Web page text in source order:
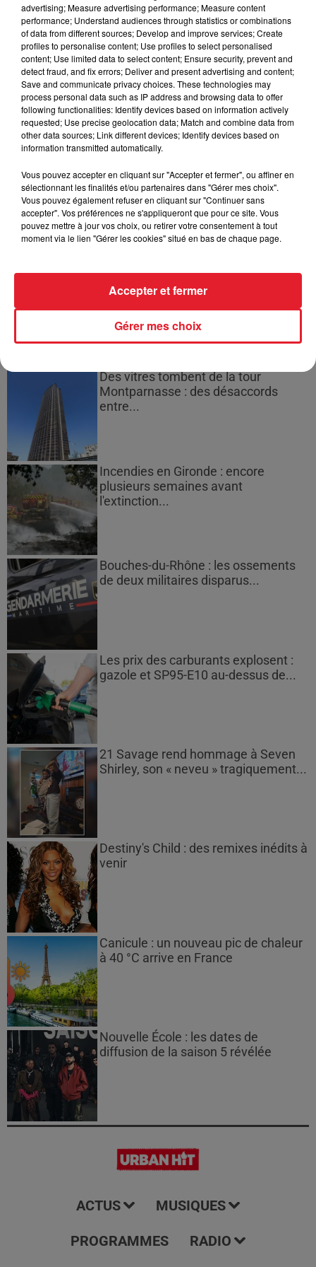
Muhammad, qui s’est ensuite reconverti en tant que tueurs à
gages, a longtemps été considéré comme un suspect
potentiel dans la mort de Christopher Wallas.
Des révélations qui nous éclairement un peu plus sur cette
affaire mais qui restent au stade d’hypothèses sans réelles
preuves.Autant vous dire que l’affaire de la mort de B.I.G (et
de 2Pac) est encore loin d’être complètement résolue…
LES DERNIÈRES NEWS
Jay-Z se bat contre la grand-mère
d'un homme prétendant être son fils
Cassie met fin à une ex-escorte
masculine dans sa bataille...
Des vitres tombent de la tour
Montparnasse : des désaccords
entre...
Incendies en Gironde : encore
plusieurs semaines avant
l'extinction...
Bouches-du-Rhône : les ossements
de deux militaires disparus...
Les prix des carburants explosent :
gazole et SP95-E10 au-dessus de...
21 Savage rend hommage à Seven
Shirley, son « neveu » tragiquement...
Destiny's Child : des remixes inédits à
venir
Canicule : un nouveau pic de chaleur
à 40 °C arrive en France
Nouvelle École : les dates de
diffusion de la saison 5 révélée
ACTUS MUSIQUES
PROGRAMMES RADIO
advertising; Measure advertising performance; Measure content
performance; Understand audiences through statistics or combinations
of data from different sources; Develop and improve services; Create
profiles to personalise content; Use profiles to select personalised
content; Use limited data to select content; Ensure security, prevent and
detect fraud, and fix errors; Deliver and present advertising and content;
Save and communicate privacy choices. These technologies may
process personal data such as IP address and browsing data to offer
following functionalities: Identify devices based on information actively
requested; Use precise geolocation data; Match and combine data from
other data sources; Link different devices; Identify devices based on
information transmitted automatically.
Vous pouvez accepter en cliquant sur "Accepter et fermer", ou affiner en
sélectionnant les finalités et/ou partenaires dans "Gérer mes choix".
Vous pouvez également refuser en cliquant sur "Continuer sans
accepter". Vos préférences ne s'appliqueront que pour ce site. Vous
pouvez mettre à jour vos choix, ou retirer votre consentement à tout
moment via le lien "Gérer les cookies" situé en bas de chaque page.
Gérer mes choix
Accepter et fermer